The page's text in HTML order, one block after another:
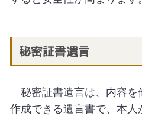
秘密証書遺言
秘密証書遺言は、内容を
作成できる遺言書で、本